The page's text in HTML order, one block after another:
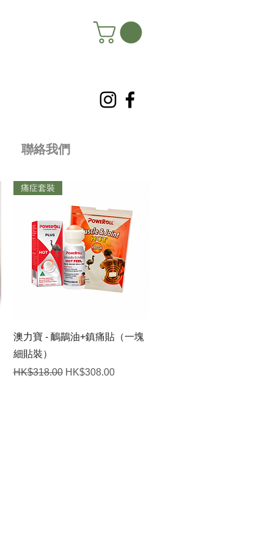
聯絡我們
快速瀏覽
痛症套裝
澳力寶 - 鴯鶓油+鎮痛貼（一塊
細貼裝）
一般價格
HK$318.00 促銷價格
HK$308.00